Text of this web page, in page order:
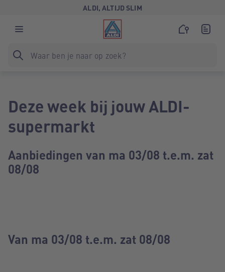
ALDI, ALTIJD SLIM
Deze week bij jouw ALDI-
supermarkt
Aanbiedingen van ma 03/08 t.e.m. zat
08/08
Van ma 03/08 t.e.m. zat 08/08